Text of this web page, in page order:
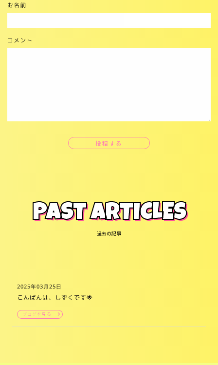
お名前
コメント
投稿する
PAST ARTICLES
過去の記事
2025年03月25日
こんばんは、しずくです🌟
ブログを見る